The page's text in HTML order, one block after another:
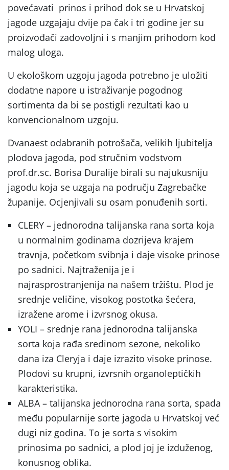
povećavati prinos i prihod dok se u Hrvatskoj
jagode uzgajaju dvije pa čak i tri godine jer su
proizvođači zadovoljni i s manjim prihodom kod
malog uloga.
U ekološkom uzgoju jagoda potrebno je uložiti
dodatne napore u istraživanje pogodnog
sortimenta da bi se postigli rezultati kao u
konvencionalnom uzgoju.
Dvanaest odabranih potrošača, velikih ljubitelja
plodova jagoda, pod stručnim vodstvom
prof.dr.sc. Borisa Duralije birali su najukusniju
jagodu koja se uzgaja na području Zagrebačke
županije. Ocjenjivali su osam ponuđenih sorti.
CLERY – jednorodna talijanska rana sorta koja
u normalnim godinama dozrijeva krajem
travnja, početkom svibnja i daje visoke prinose
po sadnici. Najtraženija je i
najrasprostranjenija na našem tržištu. Plod je
srednje veličine, visokog postotka šećera,
izražene arome i izvrsnog okusa.
YOLI – srednje rana jednorodna talijanska
sorta koja rađa sredinom sezone, nekoliko
dana iza Cleryja i daje izrazito visoke prinose.
Plodovi su krupni, izvrsnih organoleptičkih
karakteristika.
ALBA – talijanska jednorodna rana sorta, spada
među popularnije sorte jagoda u Hrvatskoj već
dugi niz godina. To je sorta s visokim
prinosima po sadnici, a plod joj je izduženog,
konusnog oblika.